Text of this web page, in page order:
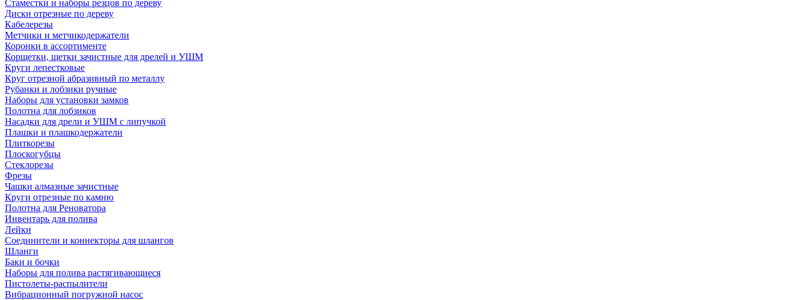
Стаместки и наборы резцов по дереву
Диски отрезные по дереву
Кабелерезы
Метчики и метчикодержатели
Коронки в ассортименте
Корщетки, щетки зачистные для дрелей и УШМ
Круги лепестковые
Круг отрезной абразивный по металлу
Рубанки и лобзики ручные
Наборы для установки замков
Полотна для лобзиков
Насадки для дрели и УШМ с липучкой
Плашки и плашкодержатели
Плиткорезы
Плоскогубцы
Стеклорезы
Фрезы
Чашки алмазные зачистные
Круги отрезные по камню
Полотна для Реноватора
Инвентарь для полива
Лейки
Соединители и коннекторы для шлангов
Шланги
Баки и бочки
Наборы для полива растягивающиеся
Пистолеты-распылители
Вибрационный погружной насос